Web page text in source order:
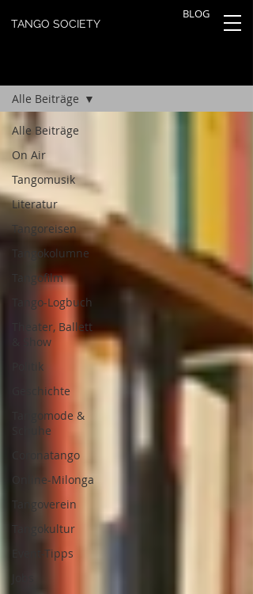
BLOG
TANGO SOCIETY
Alle Beiträge
On Air
Tangomusik
Literatur
Tangoreisen
Tangokolumne
Tangofilm
Tango-Logbuch
Theater, Ballett
& Show
Politik
Geschichte
Tangomode &
Schuhe
Coronatango
Online-Milonga
Tangoverein
Tangokultur
Event-Tipps
Alle Beiträge